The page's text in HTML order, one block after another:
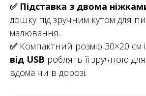
✅ Підставка з двома
дошку під зручним кутом для
малювання.
✅Компактний розмір 30×20 см і
від USB роблять її зручною
вдома чи в дорозі.